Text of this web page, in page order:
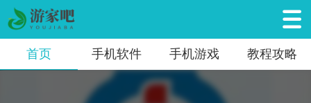
首页 手机软件 手机游戏 教程攻略